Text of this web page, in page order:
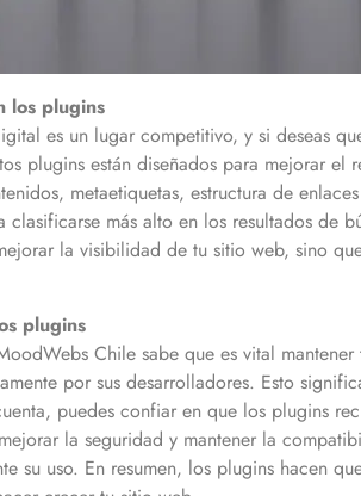
los plugins
es un lugar competitivo, y si deseas
plugins están diseñados para mejorar el
metaetiquetas, estructura de
más alto en los resultados de
la visibilidad de tu sitio web, sino
plugins
Chile sabe que es vital
por sus desarrolladores. Esto
puedes confiar en que los plugins
la seguridad y mantener la
uso. En resumen, los plugins hacen